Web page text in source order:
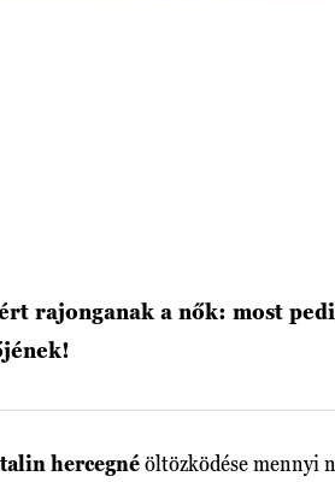
rajonganak a nők: most
hercegnéöltözködése mennyi